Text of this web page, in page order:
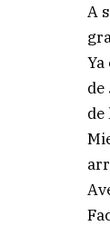
A
de
de